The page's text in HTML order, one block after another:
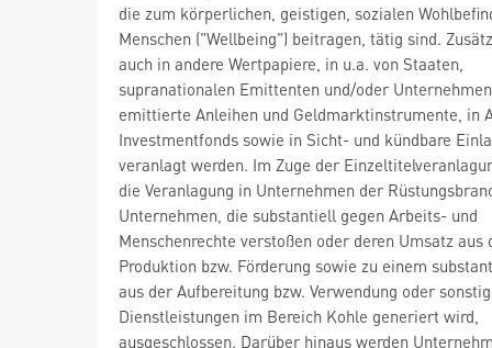
die zum körperlichen, geistigen, sozialen
Menschen ("Wellbeing") beitragen, tätig sind.
auch in andere Wertpapiere, in u.a. von Staaten,
supranationalen Emittenten und/oder Unternehmen
emittierte Anleihen und Geldmarktinstrumente, in
Investmentfonds sowie in Sicht- und kündbare
veranlagt werden. Im Zuge der
die Veranlagung in Unternehmen der
Unternehmen, die substantiell gegen Arbeits- und
Menschenrechte verstoßen oder deren Umsatz aus
Produktion bzw. Förderung sowie zu einem
aus der Aufbereitung bzw. Verwendung oder
Dienstleistungen im Bereich Kohle generiert wird,
ausgeschlossen. Darüber hinaus werden